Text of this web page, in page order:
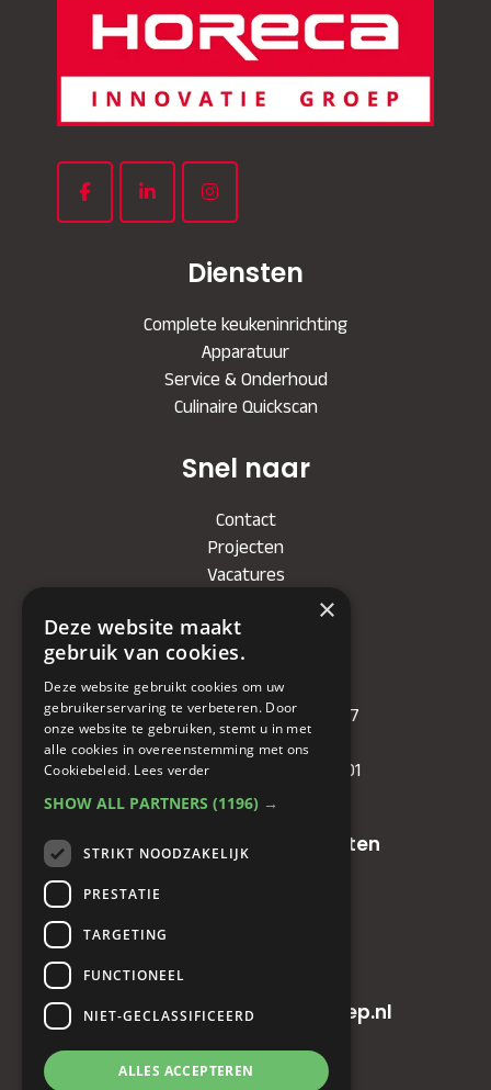
Diensten
Complete keukeninrichting
Apparatuur
Service & Onderhoud
Culinaire Quickscan
Snel naar
Contact
Projecten
Vacatures
Bedrijf
KVK: 71479090
IBAN : NL81RABO0349089957
BIC :
RABONL2U
BTW (VAT) :
NL. 858732191.B01
Oude baan 49, 5125 NG Hulten
+31(0)161 23 48 68
info@horecainnovatiegroep.nl
×
Deze website maakt
gebruik van cookies.
Deze website gebruikt cookies om uw
gebruikerservaring te verbeteren. Door
onze website te gebruiken, stemt u in met
alle cookies in overeenstemming met ons
Cookiebeleid. Lees verder
SHOW ALL PARTNERS (1196) →
STRIKT NOODZAKELIJK
PRESTATIE
TARGETING
FUNCTIONEEL
NIET-GECLASSIFICEERD
ALLES ACCEPTEREN